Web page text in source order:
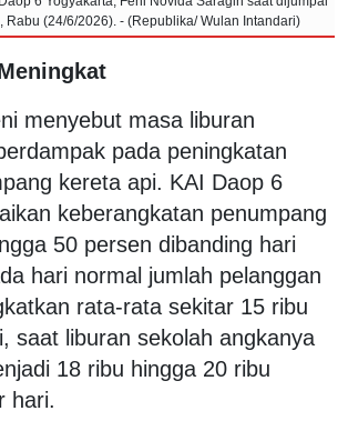
Rabu (24/6/2026). - (Republika/ Wulan Intandari)
menyebut masa liburan
pada peningkatan
kereta api. KAI Daop 6
keberangkatan penumpang
50 persen dibanding hari
hari normal jumlah pelanggan
rata-rata sekitar 15 ribu
saat liburan sekolah angkanya
18 ribu hingga 20 ribu
hari.